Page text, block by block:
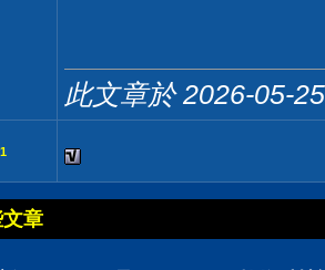
此文章於 2026-05-
1
章